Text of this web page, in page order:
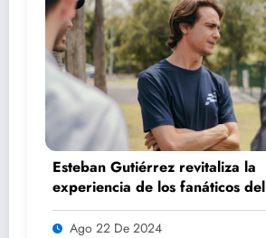
Esteban Gutiérrez revitaliza la
experiencia de los fanáticos del
automovilismo con DRIVER 1
Ago 22 De 2024